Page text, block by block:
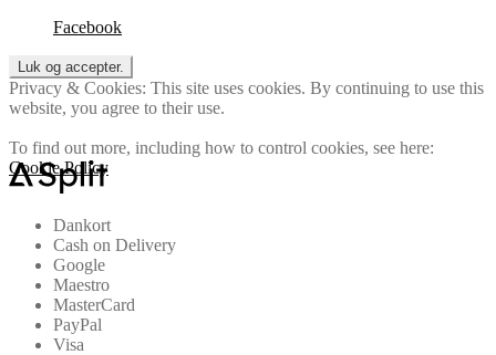
Facebook
Privacy & Cookies: This site uses cookies. By continuing to use this
website, you agree to their use.
To find out more, including how to control cookies, see here:
Cookie Policy
Dankort
Cash on Delivery
Google
Maestro
MasterCard
PayPal
Visa